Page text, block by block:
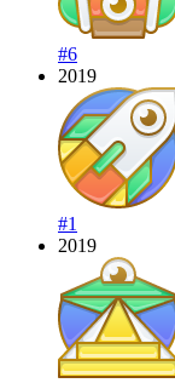
#6
2019
#1
2019